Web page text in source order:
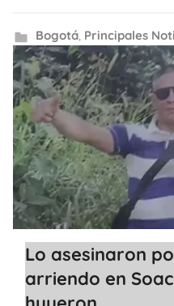
Bogotá, Principales
Lo asesinaron
arriendo en